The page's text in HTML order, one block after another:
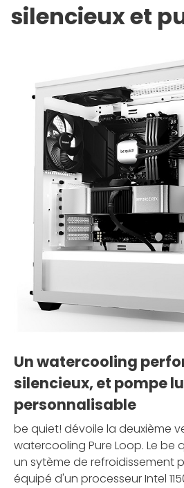
silencieux et
Un watercooling
silencieux, et pompe
personnalisable
be quiet! dévoile la deuxième
watercooling Pure Loop. Le be
un sytème de refroidissement
équipé d'un processeur Intel 1150,